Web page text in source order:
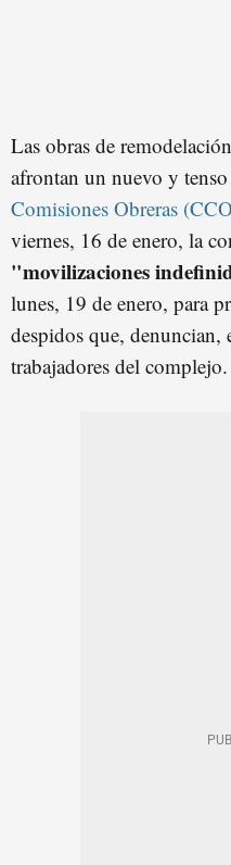
Las obras de
afrontan un nuevo y
Comisiones Obreras
viernes, 16 de enero, la
"movilizaciones
lunes, 19 de enero, para
despidos que, denuncian,
trabajadores del complejo.